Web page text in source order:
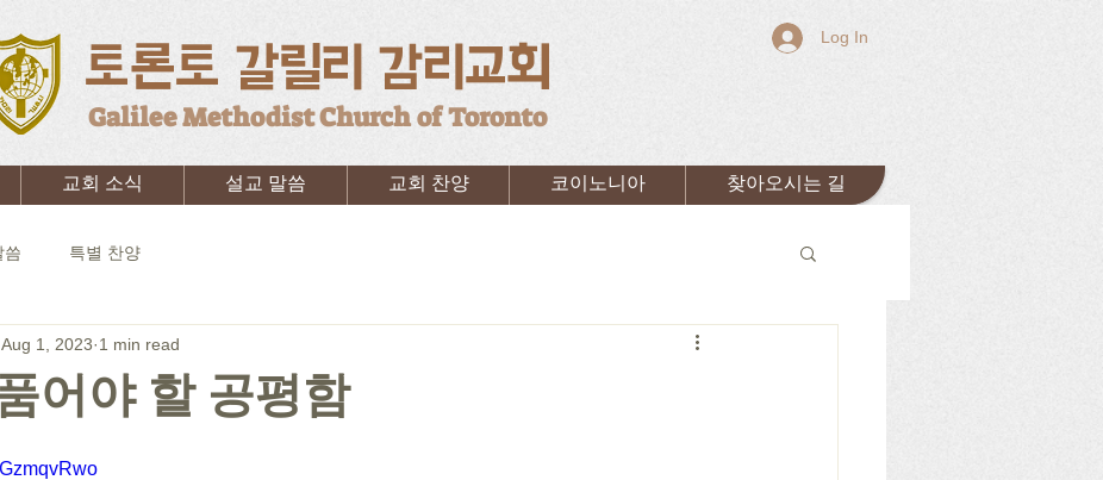
토론토 갈릴리 감리교회
Galilee Methodist Church of Toronto
Log In
교회 소식 설교 말씀 교회 찬양 코이노니아 찾아오시는 길
씀 특별 찬양
어야 할 공평함
Aug 1, 2023 1 min read